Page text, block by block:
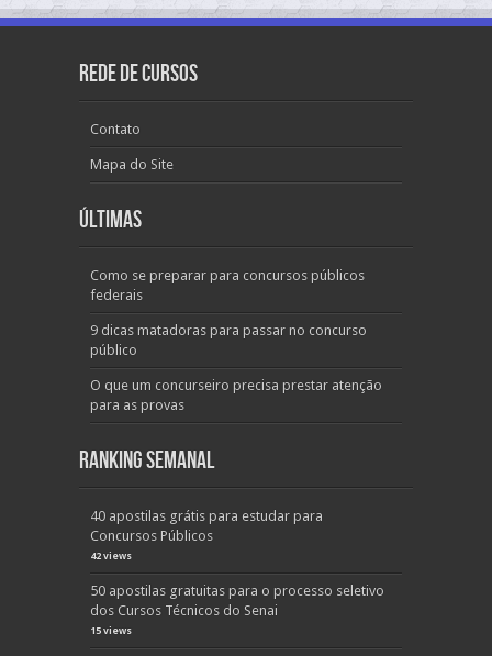
Rede de Cursos
Contato
Mapa do Site
Últimas
Como se preparar para concursos públicos
federais
9 dicas matadoras para passar no concurso
público
O que um concurseiro precisa prestar atenção
para as provas
Ranking Semanal
40 apostilas grátis para estudar para
Concursos Públicos
42 views
50 apostilas gratuitas para o processo seletivo
dos Cursos Técnicos do Senai
15 views